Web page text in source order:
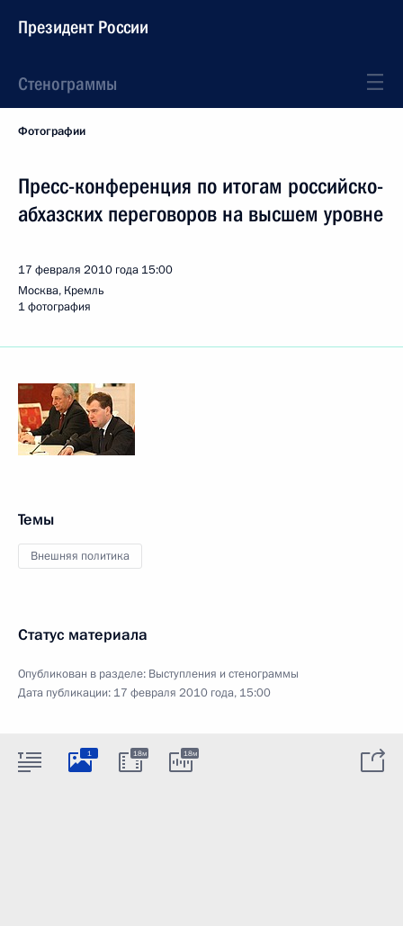
Президент России
Стенограммы
Фотографии
Пресс-конференция по итогам российско-
абхазских переговоров на высшем уровне
17 февраля 2010 года 15:00
Москва, Кремль
1 фотография
Темы
Внешняя политика
Статус материала
Опубликован в разделе: Выступления и стенограммы
Дата публикации: 17 февраля 2010 года, 15:00
1 18м 18м